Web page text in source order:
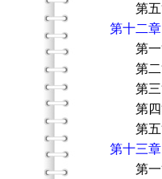
第五節
第十二
第一節
第二節
第三節
第四節
第五節
第十三
第一節